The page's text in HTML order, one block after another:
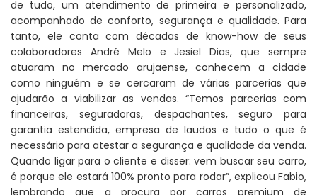
de tudo, um atendimento de primeira e personalizado,
acompanhado de conforto, segurança e qualidade. Para
tanto, ele conta com décadas de know-how de seus
colaboradores André Melo e Jesiel Dias, que sempre
atuaram no mercado arujaense, conhecem a cidade
como ninguém e se cercaram de várias parcerias que
ajudarão a viabilizar as vendas. “Temos parcerias com
financeiras, seguradoras, despachantes, seguro para
garantia estendida, empresa de laudos e tudo o que é
necessário para atestar a segurança e qualidade da venda.
Quando ligar para o cliente e disser: vem buscar seu carro,
é porque ele estará 100% pronto para rodar”, explicou Fabio,
lembrando que a procura por carros premium de